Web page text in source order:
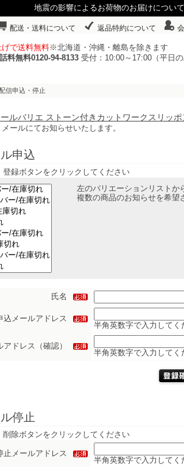
地震の影響によるお荷物のお届けについて
配送・送料について 返品特約について
で送料無料※北海道・沖縄・離島を除きます
料無料0120-94-8133 受付：10:00～17:00（平日の
信申込・停止
ルバリエ ストーン付きカットワークスリッポ
ールにてお知らせいたします。
申込
録ボタンをクリックしてください
左のバリエーションリストか
複数の商品のお知らせを希望
氏名
込メールアドレス
半角英数字で入力してく
ドレス（確認）
半角英数字で入力してく
停止
除ボタンをクリックしてください
止メールアドレス
半角英数字で入力してく